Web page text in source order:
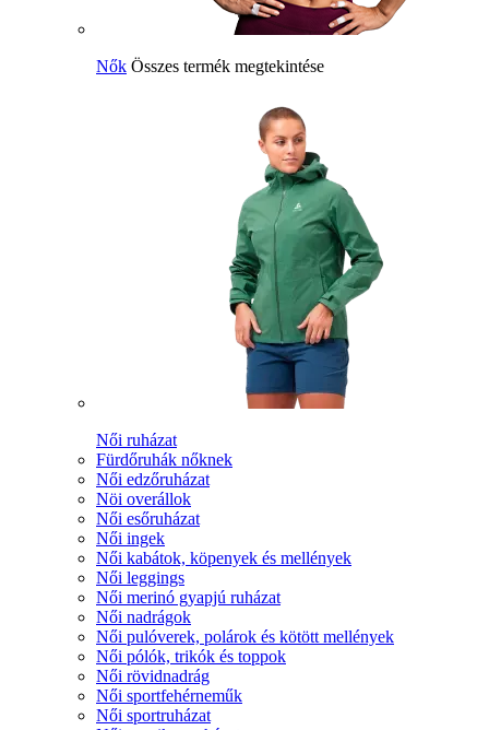
Nők Összes termék megtekintése
Női ruházat
Fürdőruhák nőknek
Női edzőruházat
Nöi overállok
Női esőruházat
Női ingek
Női kabátok, köpenyek és mellények
Női leggings
Női merinó gyapjú ruházat
Női nadrágok
Női pulóverek, polárok és kötött mellények
Női pólók, trikók és toppok
Női rövidnadrág
Női sportfehérneműk
Női sportruházat